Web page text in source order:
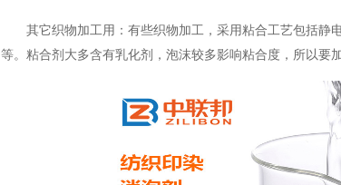
其它织物加工用：有些织物加工，采用粘合工艺包括静
等。粘合剂大多含有乳化剂，泡沫较多影响粘合度，所以要